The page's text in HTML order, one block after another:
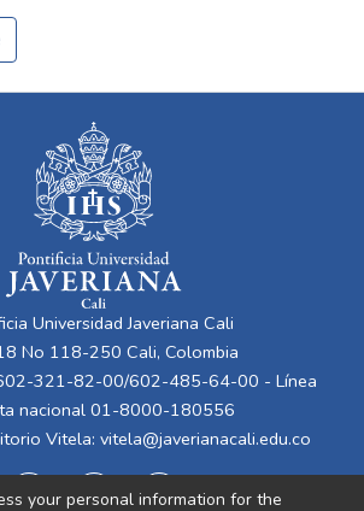
Universidad Javeriana Cali
No 118-250 Cali, Colombia
321-82-00/602-485-64-00 - Línea
nacional 01-8000-180556
Vitela: vitela@javerianacali.edu.co
your personal information for the